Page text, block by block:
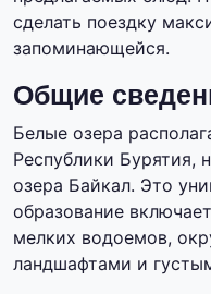
сделать поездку
запоминающейся.
Общие
Белые озера
Республики Бурятия,
озера Байкал. Это
образование
мелких водоемов,
ландшафтами и